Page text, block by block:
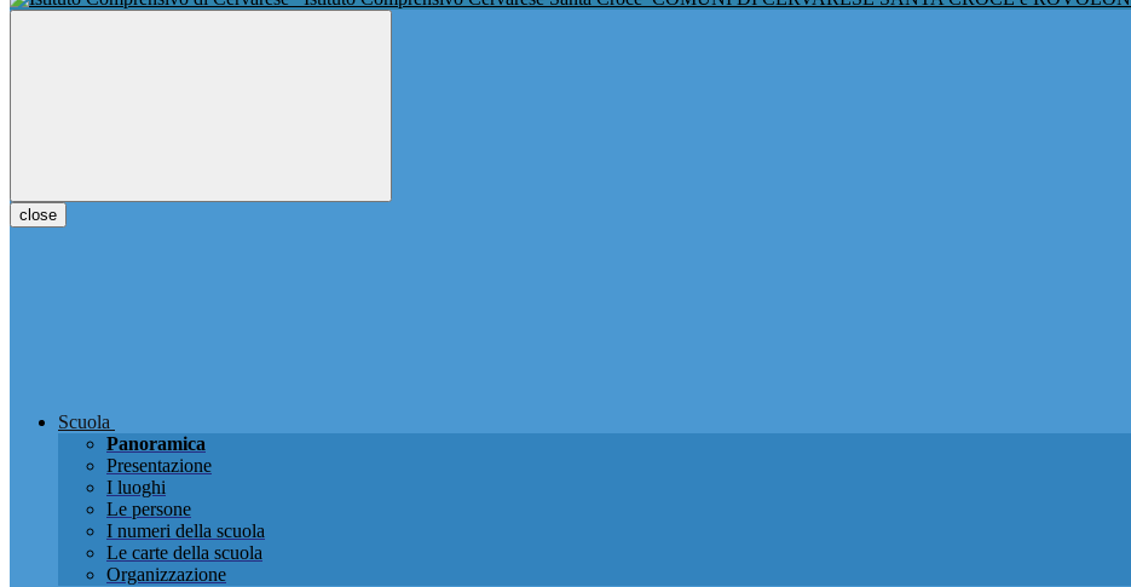
close
Scuola
Panoramica
Presentazione
I luoghi
Le persone
I numeri della scuola
Le carte della scuola
Organizzazione